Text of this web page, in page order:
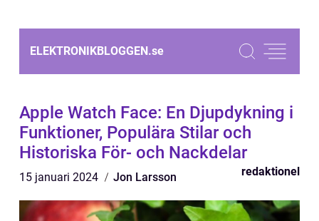
ELEKTRONIKBLOGGEN.se
Apple Watch Face: En Djupdykning i
Funktioner, Populära Stilar och
Historiska För- och Nackdelar
15 januari 2024 Jon Larsson redaktionel